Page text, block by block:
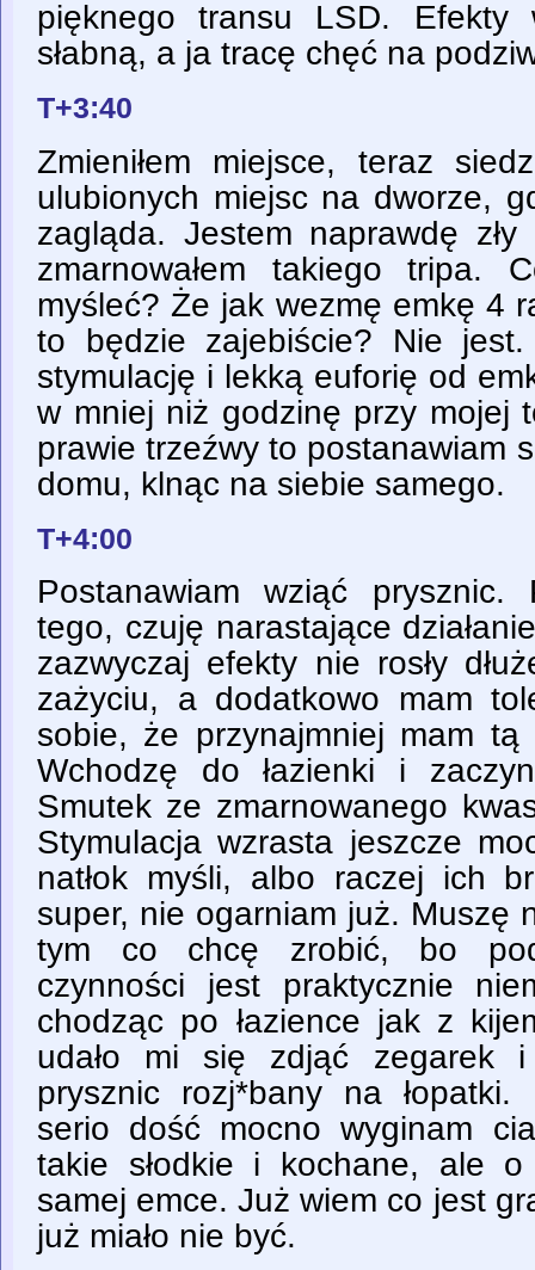
pięknego transu LSD. Efekty
słabną, a ja tracę chęć na
T+3:40
Zmieniłem miejsce, teraz
ulubionych miejsc na dworze,
zagląda. Jestem naprawdę
zmarnowałem takiego tripa.
myśleć? Że jak wezmę emkę 4
to będzie zajebiście? Nie
stymulację i lekką euforię od
w mniej niż godzinę przy mojej
prawie trzeźwy to postanawiam
domu, klnąc na siebie samego.
T+4:00
Postanawiam wziąć prysznic.
tego, czuję narastające
zazwyczaj efekty nie rosły
zażyciu, a dodatkowo mam
sobie, że przynajmniej mam tą
Wchodzę do łazienki i
Smutek ze zmarnowanego
Stymulacja wzrasta jeszcze
natłok myśli, albo raczej ich
super, nie ogarniam już. Muszę
tym co chcę zrobić, bo
czynności jest praktycznie
chodząc po łazience jak z
udało mi się zdjąć zegarek
prysznic rozj*bany na łopatki.
serio dość mocno wyginam
takie słodkie i kochane, ale
samej emce. Już wiem co jest
już miało nie być.